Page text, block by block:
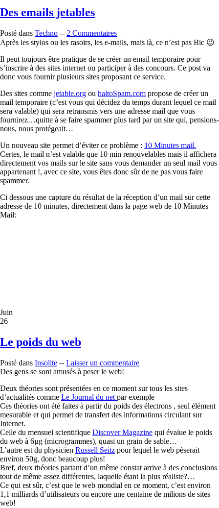
Des emails jetables
Posté dans Techno -- 2 Commentaires
Après les stylos ou les rasoirs, les e-mails, mais là, ce n’est pas Bic 😉
Il peut toujours être pratique de se créer un email temporaire pour
s’inscrire à des sites internet ou participer à des concours. Ce post va
donc vous fournir plusieurs sites proposant ce service.
Des sites comme jetable.org ou haltoSpam.com propose de créer un
mail temporaire (c’est vous qui décidez du temps durant lequel ce mail
sera valable) qui sera retransmis vers une adresse mail que vous
fournirez…quitte à se faire spammer plus tard par un site qui, pensions-
nous, nous protégeait…
Un nouveau site permet d’éviter ce problème : 10 Minutes mail.
Certes, le mail n’est valable que 10 min renouvelables mais il affichera
directement vos mails sur le site sans vous demander un seul mail vous
appartenant !, avec ce site, vous êtes donc sûr de ne pas vous faire
spammer.
Ci dessous une capture du résultat de la réception d’un mail sur cette
adresse de 10 minutes, directement dans la page web de 10 Minutes
Mail:
Juin
26
Le poids du web
Posté dans Insolite -- Laisser un commentaire
Des gens se sont amusés à peser le web!
Deux théories sont présentées en ce moment sur tous les sites
d’actualités comme Le Journal du net par exemple
Ces théories ont été faites à partir du poids des électrons , seul élément
mesurable et qui permet de transfert des informations circulant sur
Internet.
Celle du mensuel scientifique Discover Magazine qui évalue le poids
du web à 6µg (microgrammes), quasi un grain de sable…
L’autre est du physicien Russell Seitz pour lequel le web pèserait
environ 50g, donc beaucoup plus!
Bref, deux théories partant d’un même constat arrive à des conclusions
tout de même assez différentes, laquelle étant la plus réaliste?…
Ce qui est sûr, c’est que le web mondial en ce moment, c’est environ
1,1 milliards d’utilisateurs ou encore une centaine de milions de sites
web!